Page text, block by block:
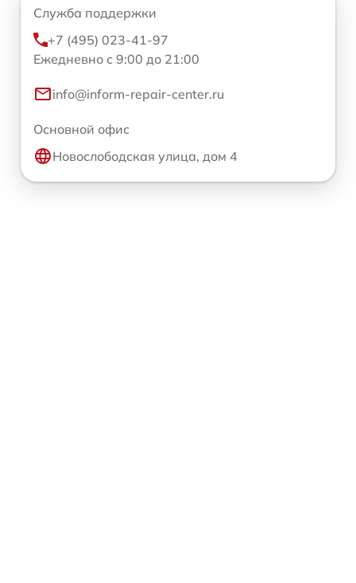
Служба поддержки
+7 (495) 023-41-97
Ежедневно с 9:00 до 21:00
info@inform-repair-center.ru
Основной офис
Новослободская улица, дом 4